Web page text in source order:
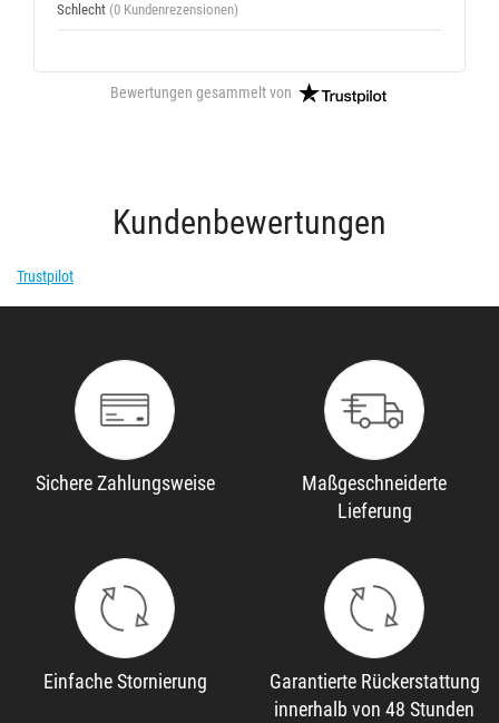
Schlecht (0 Kundenrezensionen)
Bewertungen gesammelt von
Kundenbewertungen
Trustpilot
Sichere Zahlungsweise
Maßgeschneiderte
Lieferung
Einfache Stornierung
Garantierte Rückerstattung
innerhalb von 48 Stunden